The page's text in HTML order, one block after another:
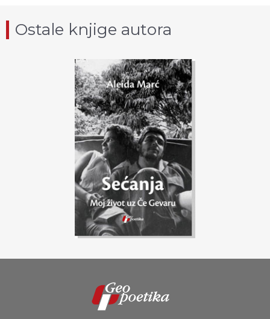
Ostale knjige autora